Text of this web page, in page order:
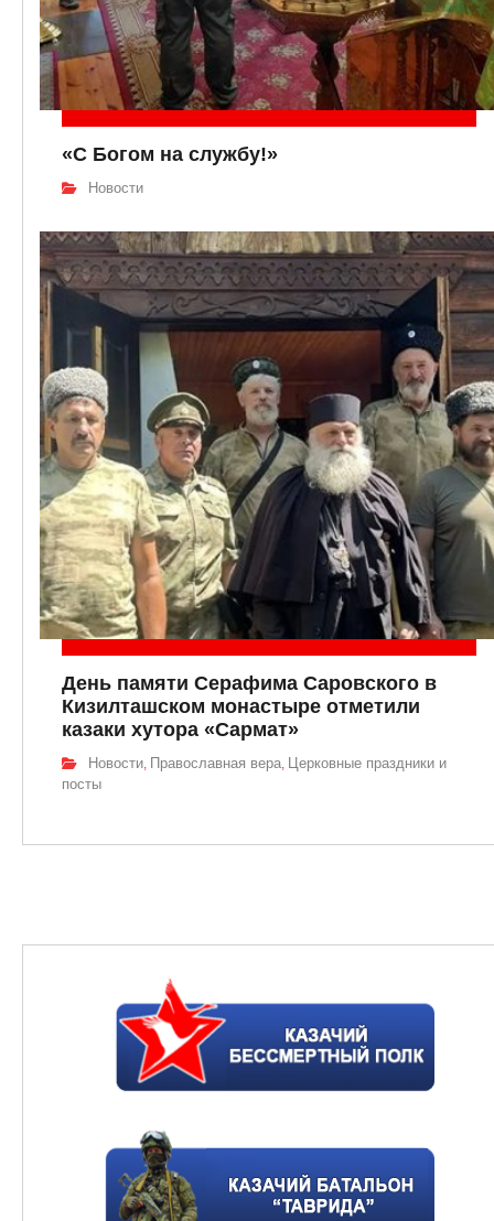
«С Богом на службу!»
Новости
День памяти Серафима Саровского в
Кизилташском монастыре отметили
казаки хутора «Сармат»
Новости Православная вера Церковные праздники и
посты